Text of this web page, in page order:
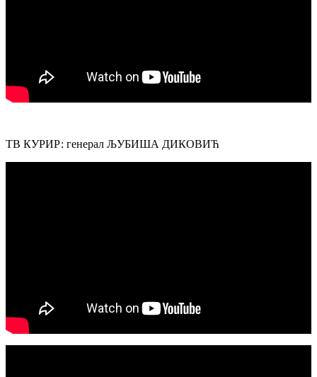
ТВ КУРИР: генерал ЉУБИША ДИКОВИЋ